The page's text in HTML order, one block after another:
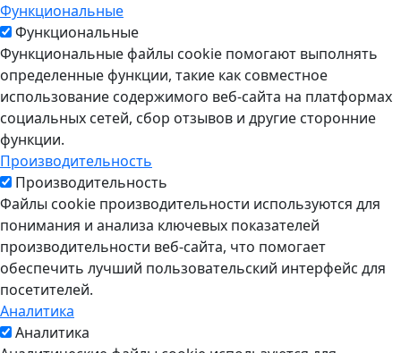
Функциональные
Функциональные
Функциональные файлы cookie помогают выполнять
определенные функции, такие как совместное
использование содержимого веб-сайта на платформах
социальных сетей, сбор отзывов и другие сторонние
функции.
Производительность
Производительность
Файлы cookie производительности используются для
понимания и анализа ключевых показателей
производительности веб-сайта, что помогает
обеспечить лучший пользовательский интерфейс для
посетителей.
Аналитика
Аналитика